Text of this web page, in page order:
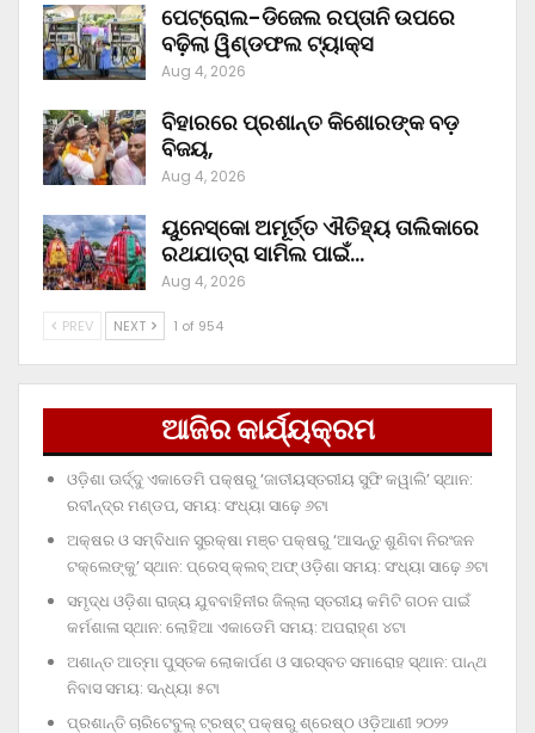
ପେଟ୍ରୋଲ-ଡିଜେଲ ରପ୍ତାନି ଉପରେ
ବଢ଼ିଲା ୱିଣ୍ଡଫଲ ଟ୍ୟାକ୍ସ
Aug 4, 2026
ବିହାରରେ ପ୍ରଶାନ୍ତ କିଶୋରଙ୍କ ବଡ଼
ବିଜୟ,
Aug 4, 2026
ୟୁନେସ୍କୋ ଅମୂର୍ତ୍ତ ଐତିହ୍ୟ ତାଲିକାରେ
ରଥଯାତ୍ରା ସାମିଲ ପାଇଁ…
Aug 4, 2026
PREV NEXT 1 of 954
ଆଜିର କାର୍ଯ୍ୟକ୍ରମ
ଓଡ଼ିଶା ଊର୍ଦ୍ଦୁ ଏକାଡେମି ପକ୍ଷରୁ ‘ଜାତୀୟସ୍ତରୀୟ ସୁଫି କୱାଲି’ ସ୍ଥାନ:
ରବୀନ୍ଦ୍ର ମଣ୍ଡପ, ସମୟ: ସଂଧ୍ୟା ସାଢ଼େ ୬ଟା
ଅକ୍ଷର ଓ ସମ୍ବିଧାନ ସୁରକ୍ଷା ମଞ୍ଚ ପକ୍ଷରୁ ‘ଆସନ୍ତୁ ଶୁଣିବା ନିରଂଜନ
ଟକ୍‌ଲେଙ୍କୁ’ ସ୍ଥାନ: ପ୍ରେସ୍‌ କ୍ଲବ୍‌ ଅଫ୍‌ ଓଡ଼ିଶା ସମୟ: ସଂଧ୍ୟା ସାଢ଼େ ୬ଟା
ସମୃଦ୍ଧ ଓଡ଼ିଶା ରାଜ୍ୟ ଯୁବବାହିନୀର ଜିଲ୍ଲା ସ୍ତରୀୟ କମିଟି ଗଠନ ପାଇଁ
କର୍ମଶାଳା ସ୍ଥାନ: ଲୋହିଆ ଏକାଡେମି ସମୟ: ଅପରାହ୍‌ଣ ୪ଟା
ଅଶାନ୍ତ ଆତ୍ମା ପୁସ୍ତକ ଲୋକାର୍ପଣ ଓ ସାରସ୍ବତ ସମାରୋହ ସ୍ଥାନ: ପାନ୍ଥ
ନିବାସ ସମୟ: ସନ୍ଧ୍ୟା ୫ଟା
ପ୍ରଶାନ୍ତି ଚାରିଟେବୁଲ୍‌ ଟ୍ରଷ୍ଟ୍‌ ପକ୍ଷରୁ ଶ୍ରେଷ୍ଠ ଓଡ଼ିଆଣୀ ୨୦୨୨